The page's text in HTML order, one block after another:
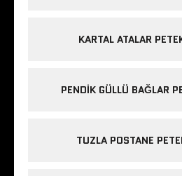
KARTAL ATALAR
PENDIK GÜLLÜ BAĞLAR
TUZLA POSTANE